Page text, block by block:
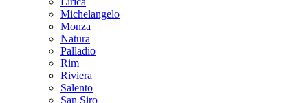
Michelangelo
Monza
Natura
Palladio
Rim
Riviera
Salento
San Siro